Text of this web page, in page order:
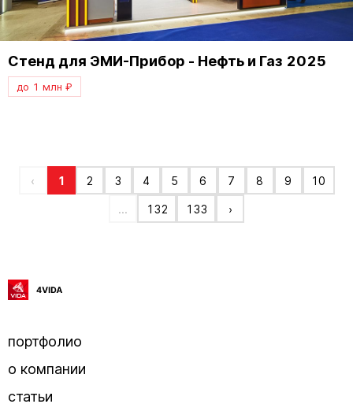
Стенд для ЭМИ-Прибор - Нефть и Газ 2025
до 1 млн ₽
‹ 1 2 3 4 5 6 7 8 9 10
... 132 133 ›
портфолио
о компании
статьи